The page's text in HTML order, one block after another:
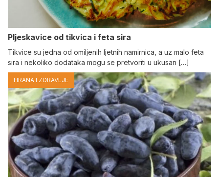
Pljeskavice od tikvica i feta sira
Tikvice su jedna od omiljenih ljetnih namirnica, a uz malo feta
sira i nekoliko dodataka mogu se pretvoriti u ukusan […]
HRANA I ZDRAVLJE